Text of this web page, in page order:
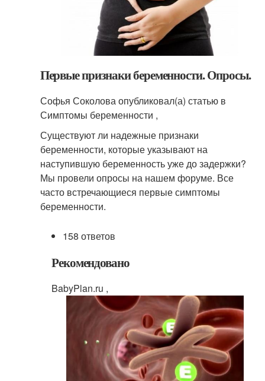
Первые признаки беременности. Опросы.
Софья Соколова опубликовал(а) статью в
Симптомы беременности ,
Существуют ли надежные признаки
беременности, которые указывают на
наступившую беременность уже до задержки?
Мы провели опросы на нашем форуме. Все
часто встречающиеся первые симптомы
беременности.
158 ответов
Рекомендовано
BabyPlan.ru ,